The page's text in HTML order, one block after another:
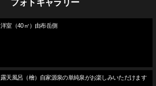
フォトギャラリー
洋室（40㎡）由布岳側
露天風呂（檜）自家源泉の単純泉がお楽しみいただけます